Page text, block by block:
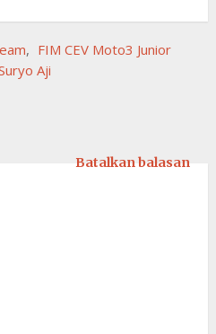
, FIM CEV Moto3 Junior
Aji
Batalkan balasan